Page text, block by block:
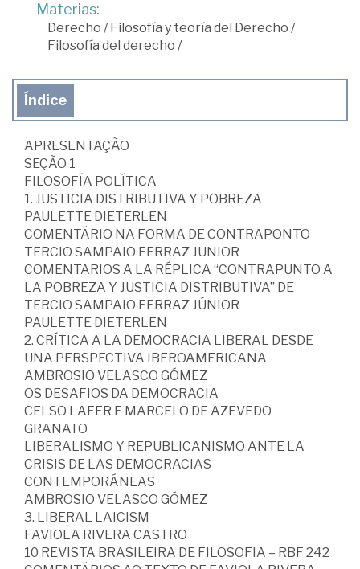
Materias:
Derecho / Filosofía y teoría del Derecho /
Filosofía del derecho /
Índice
APRESENTAÇÃO
SEÇÃO 1
FILOSOFÍA POLÍTICA
1. JUSTICIA DISTRIBUTIVA Y POBREZA
PAULETTE DIETERLEN
COMENTÁRIO NA FORMA DE CONTRAPONTO
TERCIO SAMPAIO FERRAZ JUNIOR
COMENTARIOS A LA RÉPLICA “CONTRAPUNTO A
LA POBREZA Y JUSTICIA DISTRIBUTIVA” DE
TERCIO SAMPAIO FERRAZ JÚNIOR
PAULETTE DIETERLEN
2. CRÍTICA A LA DEMOCRACIA LIBERAL DESDE
UNA PERSPECTIVA IBEROAMERICANA
AMBROSIO VELASCO GÓMEZ
OS DESAFIOS DA DEMOCRACIA
CELSO LAFER E MARCELO DE AZEVEDO
GRANATO
LIBERALISMO Y REPUBLICANISMO ANTE LA
CRISIS DE LAS DEMOCRACIAS
CONTEMPORÁNEAS
AMBROSIO VELASCO GÓMEZ
3. LIBERAL LAICISM
FAVIOLA RIVERA CASTRO
10 REVISTA BRASILEIRA DE FILOSOFIA – RBF 242